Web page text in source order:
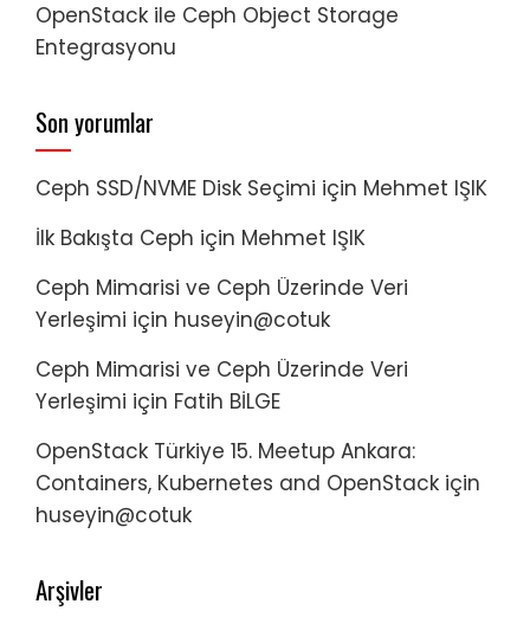
OpenStack ile Ceph Object Storage
Entegrasyonu
Son yorumlar
Ceph SSD/NVME Disk Seçimi için Mehmet IŞIK
İlk Bakışta Ceph için Mehmet IŞIK
Ceph Mimarisi ve Ceph Üzerinde Veri
Yerleşimi için huseyin@cotuk
Ceph Mimarisi ve Ceph Üzerinde Veri
Yerleşimi için Fatih BİLGE
OpenStack Türkiye 15. Meetup Ankara:
Containers, Kubernetes and OpenStack için
huseyin@cotuk
Arşivler